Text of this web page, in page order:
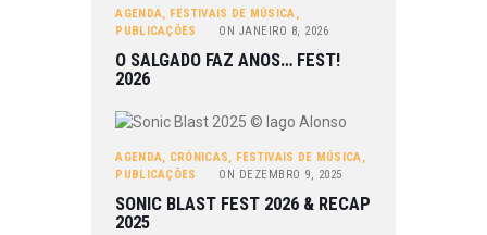
AGENDA, FESTIVAIS DE MÚSICA,
PUBLICAÇÕES
ON JANEIRO 8, 2026
O SALGADO FAZ ANOS… FEST!
2026
AGENDA, CRÓNICAS, FESTIVAIS DE MÚSICA,
PUBLICAÇÕES
ON DEZEMBRO 9, 2025
SONIC BLAST FEST 2026 & RECAP
2025